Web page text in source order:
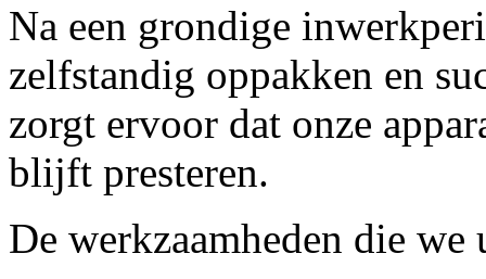
Na een grondige
zelfstandig oppakken en
zorgt ervoor dat onze
blijft presteren.
De werkzaamheden die